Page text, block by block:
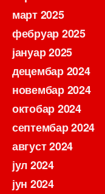
март 2025
фебруар 2025
јануар 2025
децембар 2024
новембар 2024
октобар 2024
септембар 2024
август 2024
јул 2024
јун 2024